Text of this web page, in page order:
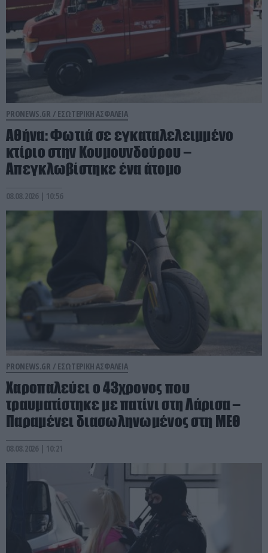
PRONEWS.GR / ΕΣΩΤΕΡΙΚΗ ΑΣΦΑΛΕΙΑ
Αθήνα: Φωτιά σε εγκαταλελειμμένο
κτίριο στην Κουμουνδούρου –
Απεγκλωβίστηκε ένα άτομο
08.08.2026 | 10:56
PRONEWS.GR / ΕΣΩΤΕΡΙΚΗ ΑΣΦΑΛΕΙΑ
Χαροπαλεύει ο 43χρονος που
τραυματίστηκε με πατίνι στη Λάρισα –
Παραμένει διασωληνωμένος στη ΜΕΘ
08.08.2026 | 10:21